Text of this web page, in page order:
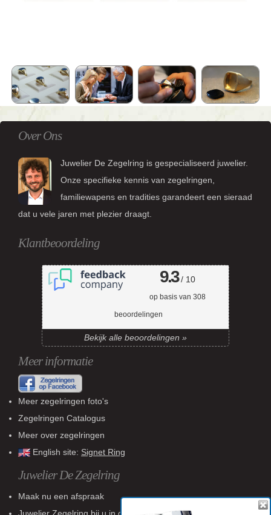
Over Ons
Juwelier De Zegelring is gespecialiseerd juwelier.
Onze specifieke kennis van zegelringen,
familiewapens en tradities garandeert een sieraad
dat u vele jaren met plezier draagt.
Klantbeoordeling
9.3/ 10
op basis van 308
beoordelingen
Bekijk alle beoordelingen »
Meer informatie
Meer zegelringen foto's
Zegelringen Catalogus
Meer over zegelringen
English site: Signet Ring
Juwelier De Zegelring
Maak nu een afspraak
Juwelier Zegelring bij u in de buurt